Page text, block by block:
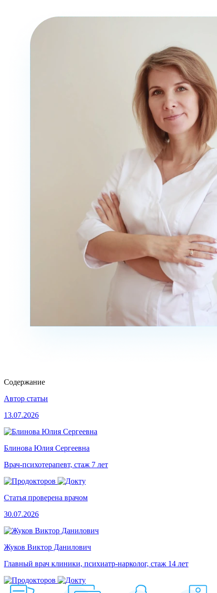
Содержание
Автор статьи
13.07.2026
Блинова Юлия Сергеевна
Врач-психотерапевт, стаж 7 лет
Статья проверена врачом
30.07.2026
Жуков Виктор Данилович
Главный врач клиники, психиатр-нарколог, стаж 14 лет